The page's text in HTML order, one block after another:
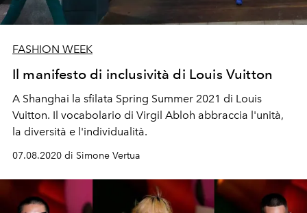
FASHION WEEK
Il manifesto di inclusività di Louis Vuitton
A Shanghai la sfilata Spring Summer 2021 di Louis
Vuitton. Il vocabolario di Virgil Abloh abbraccia l'unità,
la diversità e l'individualità.
07.08.2020 di Simone Vertua